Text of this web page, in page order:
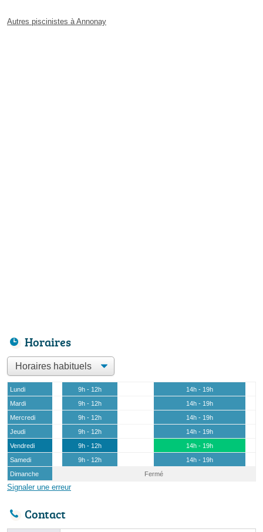
Autres piscinistes à Annonay
Horaires
Lundi 9h - 12h
14h - 19h
Mardi
9h - 12h
14h - 19h
Mercredi
9h - 12h
14h - 19h
Jeudi
9h - 12h
14h - 19h
Vendredi
9h - 12h
14h - 19h
Samedi
9h - 12h
14h - 19h
Dimanche
Fermé
Signaler une erreur
Contact